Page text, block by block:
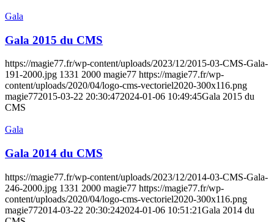
Gala
Gala 2015 du CMS
https://magie77.fr/wp-content/uploads/2023/12/2015-03-CMS-Gala-
191-2000.jpg 1331 2000 magie77 https://magie77.fr/wp-
content/uploads/2020/04/logo-cms-vectoriel2020-300x116.png
magie772015-03-22 20:30:472024-01-06 10:49:45Gala 2015 du
CMS
Gala
Gala 2014 du CMS
https://magie77.fr/wp-content/uploads/2023/12/2014-03-CMS-Gala-
246-2000.jpg 1331 2000 magie77 https://magie77.fr/wp-
content/uploads/2020/04/logo-cms-vectoriel2020-300x116.png
magie772014-03-22 20:30:242024-01-06 10:51:21Gala 2014 du